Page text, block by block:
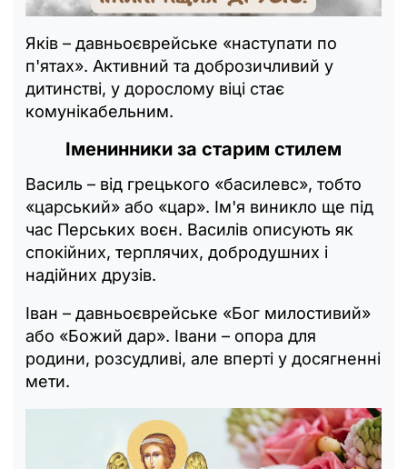
Яків – давньоєврейське «наступати по
п'ятах». Активний та доброзичливий у
дитинстві, у дорослому віці стає
комунікабельним.
Іменинники за старим стилем
Василь – від грецького «басилевс», тобто
«царський» або «цар». Ім'я виникло ще під
час Перських воєн. Василів описують як
спокійних, терплячих, добродушних і
надійних друзів.
Іван – давньоєврейське «Бог милостивий»
або «Божий дар». Івани – опора для
родини, розсудливі, але вперті у досягненні
мети.